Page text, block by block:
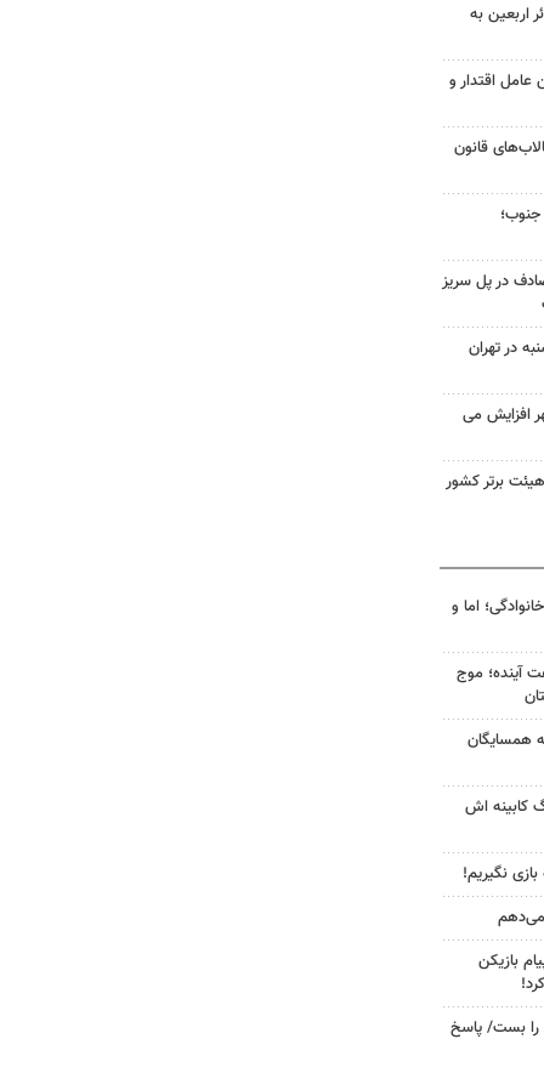
۱۷ هزار زائر اربعین به
اقتدار و
قانون
در پل سریز
در تهران
افزایش می
گلف همدان به جمع ۴ هیئت برتر کشور
اما و
کشور در ۷۲ ساعت آینده؛ موج
همسایگان
کابینه اش
بازی نگیریم!
می‌دهم
بازیکن
را بست/ پاسخ